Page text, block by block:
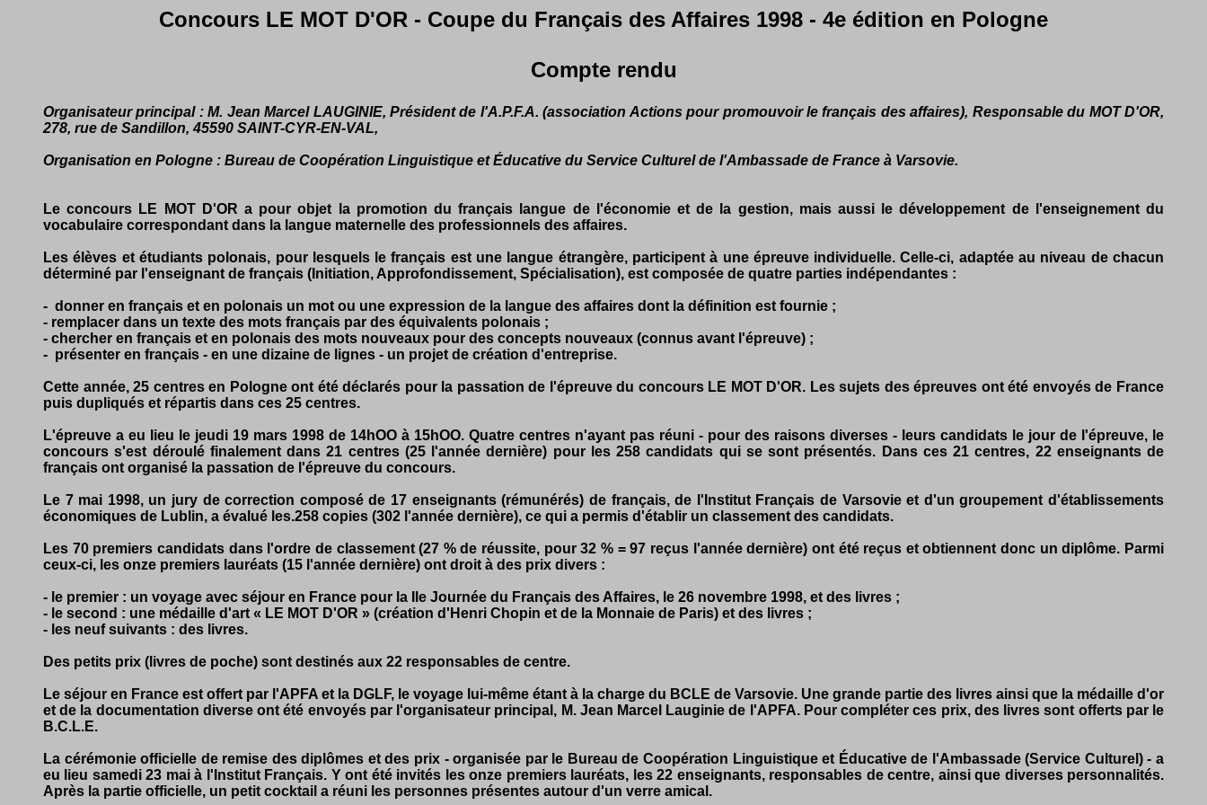
Concours LE MOT D'OR - Coupe du Français des Affaires 1998 - 4e édition en Pologne
Compte rendu
Organisateur principal : M. Jean Marcel LAUGINIE, Président de l'A.P.F.A. (association Actions pour promouvoir le français des affaires), Responsable du MOT D'OR,
278, rue de Sandillon, 45590 SAINT-CYR-EN-VAL,
Organisation en Pologne : Bureau de Coopération Linguistique et Éducative du Service Culturel de l'Ambassade de France à Varsovie.
Le concours LE MOT D'OR a pour objet la promotion du français langue de l'économie et de la gestion, mais aussi le développement de l'enseignement du
vocabulaire correspondant dans la langue maternelle des professionnels des affaires.
Les élèves et étudiants polonais, pour lesquels le français est une langue étrangère, participent à une épreuve individuelle. Celle-ci, adaptée au niveau de chacun
déterminé par l'enseignant de français (Initiation, Approfondissement, Spécialisation), est composée de quatre parties indépendantes :
- donner en français et en polonais un mot ou une expression de la langue des affaires dont la définition est fournie ;
- remplacer dans un texte des mots français par des équivalents polonais ;
- chercher en français et en polonais des mots nouveaux pour des concepts nouveaux (connus avant l'épreuve) ;
- présenter en français - en une dizaine de lignes - un projet de création d'entreprise.
Cette année, 25 centres en Pologne ont été déclarés pour la passation de l'épreuve du concours LE MOT D'OR. Les sujets des épreuves ont été envoyés de France
puis dupliqués et répartis dans ces 25 centres.
L'épreuve a eu lieu le jeudi 19 mars 1998 de 14hOO à 15hOO. Quatre centres n'ayant pas réuni - pour des raisons diverses - leurs candidats le jour de l'épreuve, le
concours s'est déroulé finalement dans 21 centres (25 l'année dernière) pour les 258 candidats qui se sont présentés. Dans ces 21 centres, 22 enseignants de
français ont organisé la passation de l'épreuve du concours.
Le 7 mai 1998, un jury de correction composé de 17 enseignants (rémunérés) de français, de l'Institut Français de Varsovie et d'un groupement d'établissements
économiques de Lublin, a évalué les.258 copies (302 l'année dernière), ce qui a permis d'établir un classement des candidats.
Les 70 premiers candidats dans l'ordre de classement (27 % de réussite, pour 32 % = 97 reçus l'année dernière) ont été reçus et obtiennent donc un diplôme. Parmi
ceux-ci, les onze premiers lauréats (15 l'année dernière) ont droit à des prix divers :
- le premier : un voyage avec séjour en France pour la Ile Journée du Français des Affaires, le 26 novembre 1998, et des livres ;
- le second : une médaille d'art « LE MOT D'OR » (création d'Henri Chopin et de la Monnaie de Paris) et des livres ;
- les neuf suivants : des livres.
Des petits prix (livres de poche) sont destinés aux 22 responsables de centre.
Le séjour en France est offert par l'APFA et la DGLF, le voyage lui-même étant à la charge du BCLE de Varsovie. Une grande partie des livres ainsi que la médaille d'or
et de la documentation diverse ont été envoyés par l'organisateur principal, M. Jean Marcel Lauginie de l'APFA. Pour compléter ces prix, des livres sont offerts par le
B.C.L.E.
La cérémonie officielle de remise des diplômes et des prix - organisée par le Bureau de Coopération Linguistique et Éducative de l'Ambassade (Service Culturel) - a
eu lieu samedi 23 mai à l'Institut Français. Y ont été invités les onze premiers lauréats, les 22 enseignants, responsables de centre, ainsi que diverses personnalités.
Après la partie officielle, un petit cocktail a réuni les personnes présentes autour d'un verre amical.